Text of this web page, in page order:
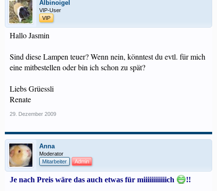
Albinoigel
VIP-User
VIP
Hallo Jasmin
Sind diese Lampen teuer? Wenn nein, könntest du evtl. für mich
eine mitbestellen oder bin ich schon zu spät?
Liebs Grüessli
Renate
29. Dezember 2009
Anna
Moderator
Mitarbeiter
Admin
Je nach Preis wäre das auch etwas für miiiiiiiiiiiich !!